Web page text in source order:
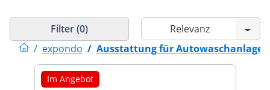
/ expondo / Ausstattung für Autowaschanlagen
Filter (0)
Im Angebot